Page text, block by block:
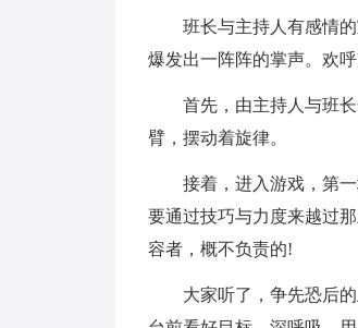
班长与主持人有感情
爆发出一阵阵的掌声。欢
首先，由主持人与班
臂，摆动着旋律。
接着，进入游戏，第
要通过技巧与力度来越过
容者，概不负责的!
大家听了，争先恐后